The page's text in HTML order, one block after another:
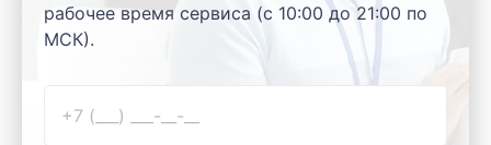
рабочее время сервиса (с 10:00 до 21:00 по
МСК).